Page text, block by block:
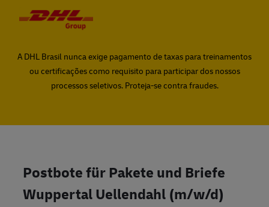
A DHL Brasil nunca exige pagamento de taxas para treinamentos
ou certificações como requisito para participar dos nossos
processos seletivos. Proteja-se contra fraudes.
Postbote für Pakete und Briefe
Wuppertal Uellendahl (m/w/d)